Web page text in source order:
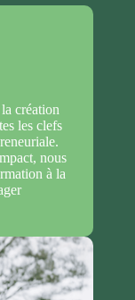
création
les clefs
nous
à la